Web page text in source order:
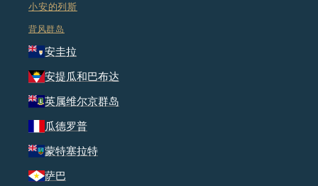
小安的列斯
背风群岛
安圭拉
安提瓜和巴布达
英属维尔京群岛
瓜德罗普
蒙特塞拉特
萨巴